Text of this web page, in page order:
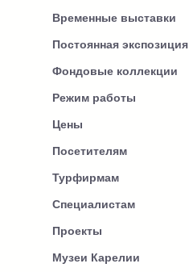
Временные выставки
Постоянная экспозиция
Фондовые коллекции
Режим работы
Цены
Посетителям
Турфирмам
Специалистам
Проекты
Музеи Карелии